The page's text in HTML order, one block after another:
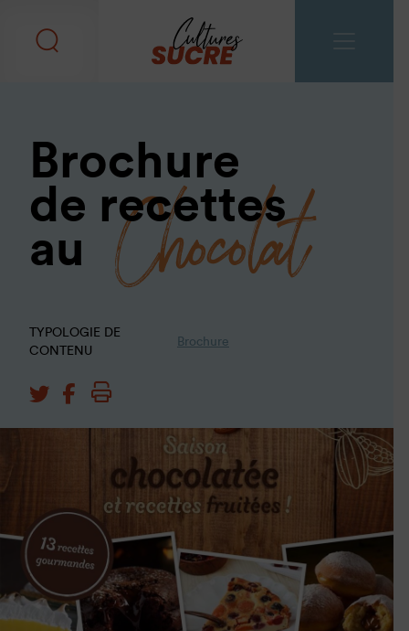
Brochure
de recettes
au
Chocolat
TYPOLOGIE DE
CONTENU
Brochure